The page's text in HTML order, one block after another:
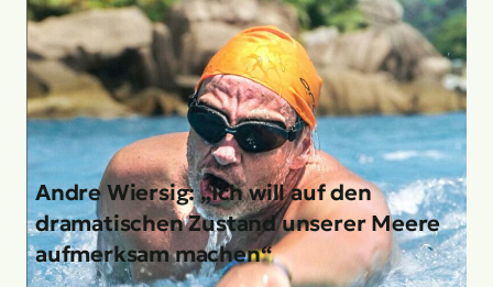
Andre Wiersig: „Ich will auf den
dramatischen Zustand unserer Meere
aufmerksam machen“